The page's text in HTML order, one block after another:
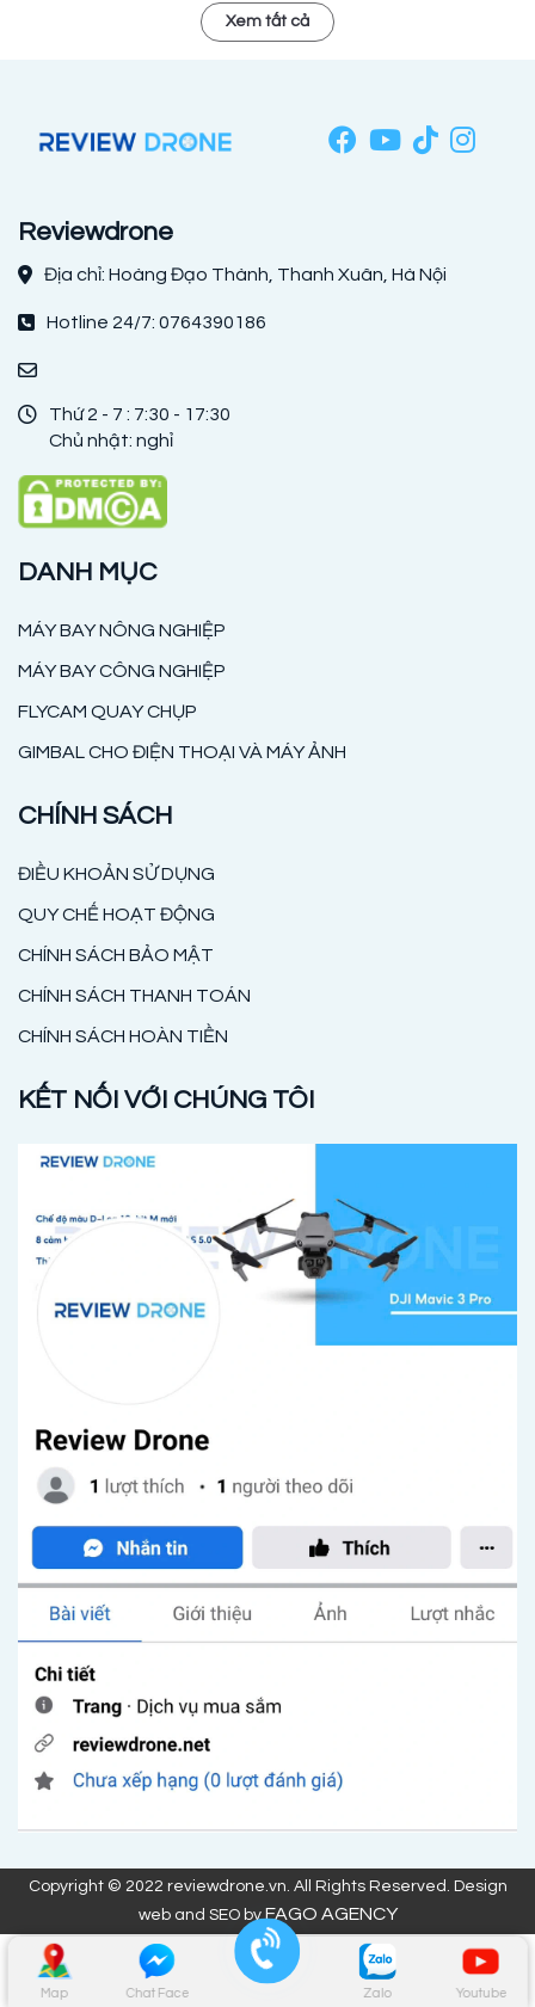
Map Chat Face Zalo Youtube
Xem tất cả
Reviewdrone
Địa chỉ: Hoàng Đạo Thành, Thanh Xuân, Hà Nội
Hotline 24/7: 0764390186
Thứ 2 - 7 : 7:30 - 17:30
Chủ nhật: nghỉ
DANH MỤC
MÁY BAY NÔNG NGHIỆP
MÁY BAY CÔNG NGHIỆP
FLYCAM QUAY CHỤP
GIMBAL CHO ĐIỆN THOẠI VÀ MÁY ẢNH
CHÍNH SÁCH
ĐIỀU KHOẢN SỬ DỤNG
QUY CHẾ HOẠT ĐỘNG
CHÍNH SÁCH BẢO MẬT
CHÍNH SÁCH THANH TOÁN
CHÍNH SÁCH HOÀN TIỀN
KẾT NỐI VỚI CHÚNG TÔI
Copyright © 2022 reviewdrone.vn. All Rights Reserved. Design
web and SEO byFAGO AGENCY